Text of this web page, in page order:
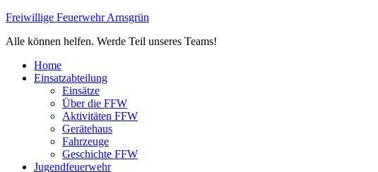
Freiwillige Feuerwehr Arnsgrün
Alle können helfen. Werde Teil unseres Teams!
Home
Einsatzabteilung
Einsätze
Über die FFW
Aktivitäten FFW
Gerätehaus
Fahrzeuge
Geschichte FFW
Jugendfeuerwehr